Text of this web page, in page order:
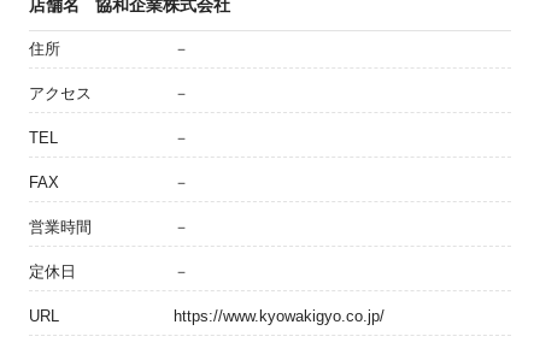
店舗名 協和企業株式会社
住所 －
アクセス －
TEL －
FAX －
営業時間 －
定休日 －
URL https://www.kyowakigyo.co.jp/